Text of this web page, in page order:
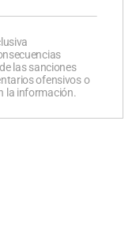
las sanciones
ofensivos o
la información.